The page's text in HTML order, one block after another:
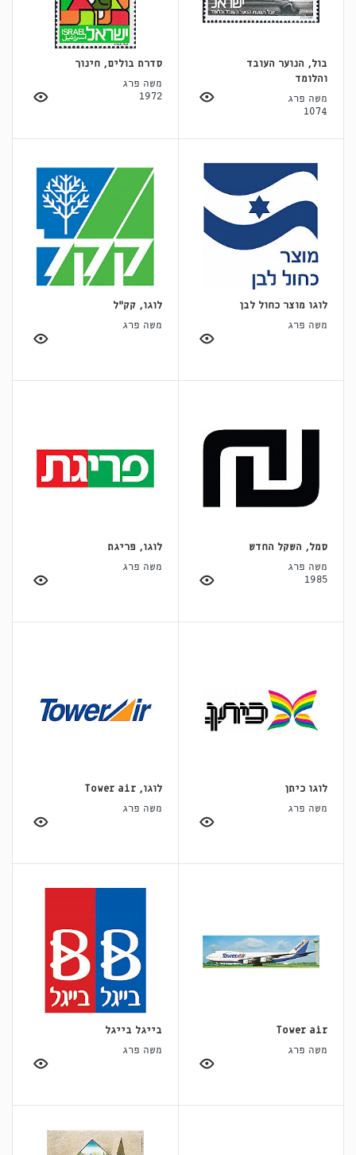
בול, הנוער העובד
והלומד
משה פרג
1074
סדרת בולים, חינוך
משה פרג
1972
לוגו מוצר כחול לבן
משה פרג
לוגו, קק"ל
משה פרג
סמל, השקל החדש
משה פרג
1985
לוגו, פריגת
משה פרג
לוגו כיתן
משה פרג
לוגו, Tower air
משה פרג
Tower air
משה פרג
בייגל בייגל
משה פרג